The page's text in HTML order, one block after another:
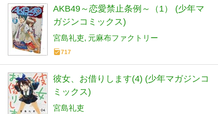
AKB49～恋愛禁止条例～（1） (少年マ
ガジンコミックス)
宮島礼吏 元麻布ファクトリー
717
彼女、お借りします(4) (少年マガジンコ
ミックス)
宮島礼吏